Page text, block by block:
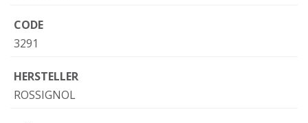
CODE
3291
HERSTELLER
ROSSIGNOL